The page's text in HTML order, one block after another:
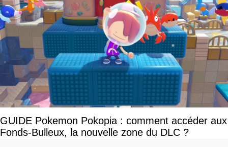
GUIDE Pokemon Pokopia : comment accéder aux
Fonds-Bulleux, la nouvelle zone du DLC ?